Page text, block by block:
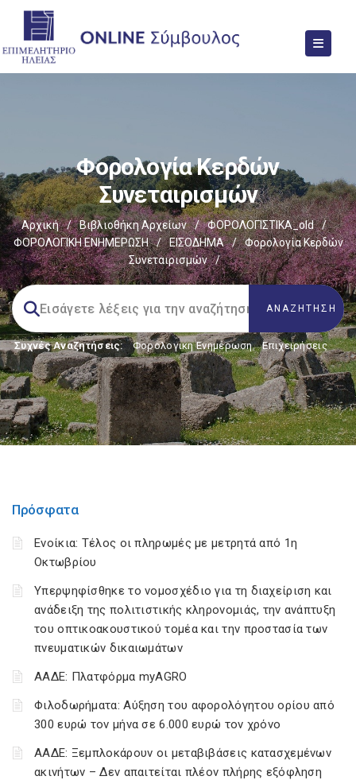
Φορολογία Κερδών
Συνεταιρισμών
Αρχική / Βιβλιοθήκη Αρχείων / ΦΟΡΟΛΟΓΙΣΤΙΚΑ_old
/
ΦΟΡΟΛΟΓΙΚΗ ΕΝΗΜΕΡΩΣΗ
/ ΕΙΣΟΔΗΜΑ /
Φορολογία Κερδών
Συνεταιρισμών
/
Συχνές Αναζητήσεις: Φορολογικη Ενημέρωση, Επιχειρήσεις
Πρόσφατα
Ενοίκια: Τέλος οι πληρωμές με μετρητά από 1η
Οκτωβρίου
Υπερψηφίσθηκε το νομοσχέδιο για τη διαχείριση και
ανάδειξη της πολιτιστικής κληρονομιάς, την ανάπτυξη
του οπτικοακουστικού τομέα και την προστασία των
πνευματικών δικαιωμάτων
ΑΑΔΕ: Πλατφόρμα myAGRO
Φιλοδωρήματα: Αύξηση του αφορολόγητου ορίου από
300 ευρώ τον μήνα σε 6.000 ευρώ τον χρόνο
ΑΑΔΕ: Ξεμπλοκάρουν οι μεταβιβάσεις κατασχεμένων
ακινήτων – Δεν απαιτείται πλέον πλήρης εξόφληση